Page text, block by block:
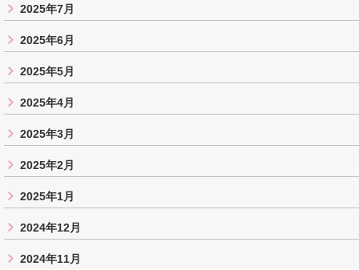
2025年7月
2025年6月
2025年5月
2025年4月
2025年3月
2025年2月
2025年1月
2024年12月
2024年11月